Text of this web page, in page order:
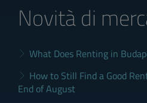
Novità di
What Does Renting in
How to Still Find a Good
End of August